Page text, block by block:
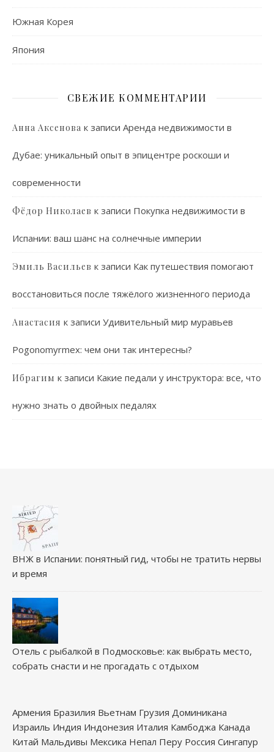
Южная Корея
Япония
СВЕЖИЕ КОММЕНТАРИИ
Анна Аксенова к записи Аренда недвижимости в
Дубае: уникальный опыт в эпицентре роскоши и
современности
Фёдор Николаев к записи Покупка недвижимости в
Испании: ваш шанс на солнечные империи
Эмиль Васильев к записи Как путешествия помогают
восстановиться после тяжёлого жизненного периода
Анастасия к записи Удивительный мир муравьев
Pogonomyrmex: чем они так интересны?
Ибрагим к записи Какие педали у инструктора: все, что
нужно знать о двойных педалях
ВНЖ в Испании: понятный гид, чтобы не тратить нервы
и время
Отель с рыбалкой в Подмосковье: как выбрать место,
собрать снасти и не прогадать с отдыхом
Армения Бразилия Вьетнам Грузия Доминикана
Израиль Индия Индонезия Италия Камбоджа Канада
Китай Мальдивы Мексика Непал Перу Россия Сингапур